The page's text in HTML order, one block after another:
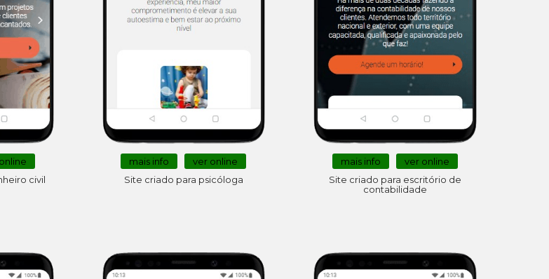
civil
mais info
ver online
Site criado para psicóloga
mais info
ver online
Site criado para escritório de
contabilidade